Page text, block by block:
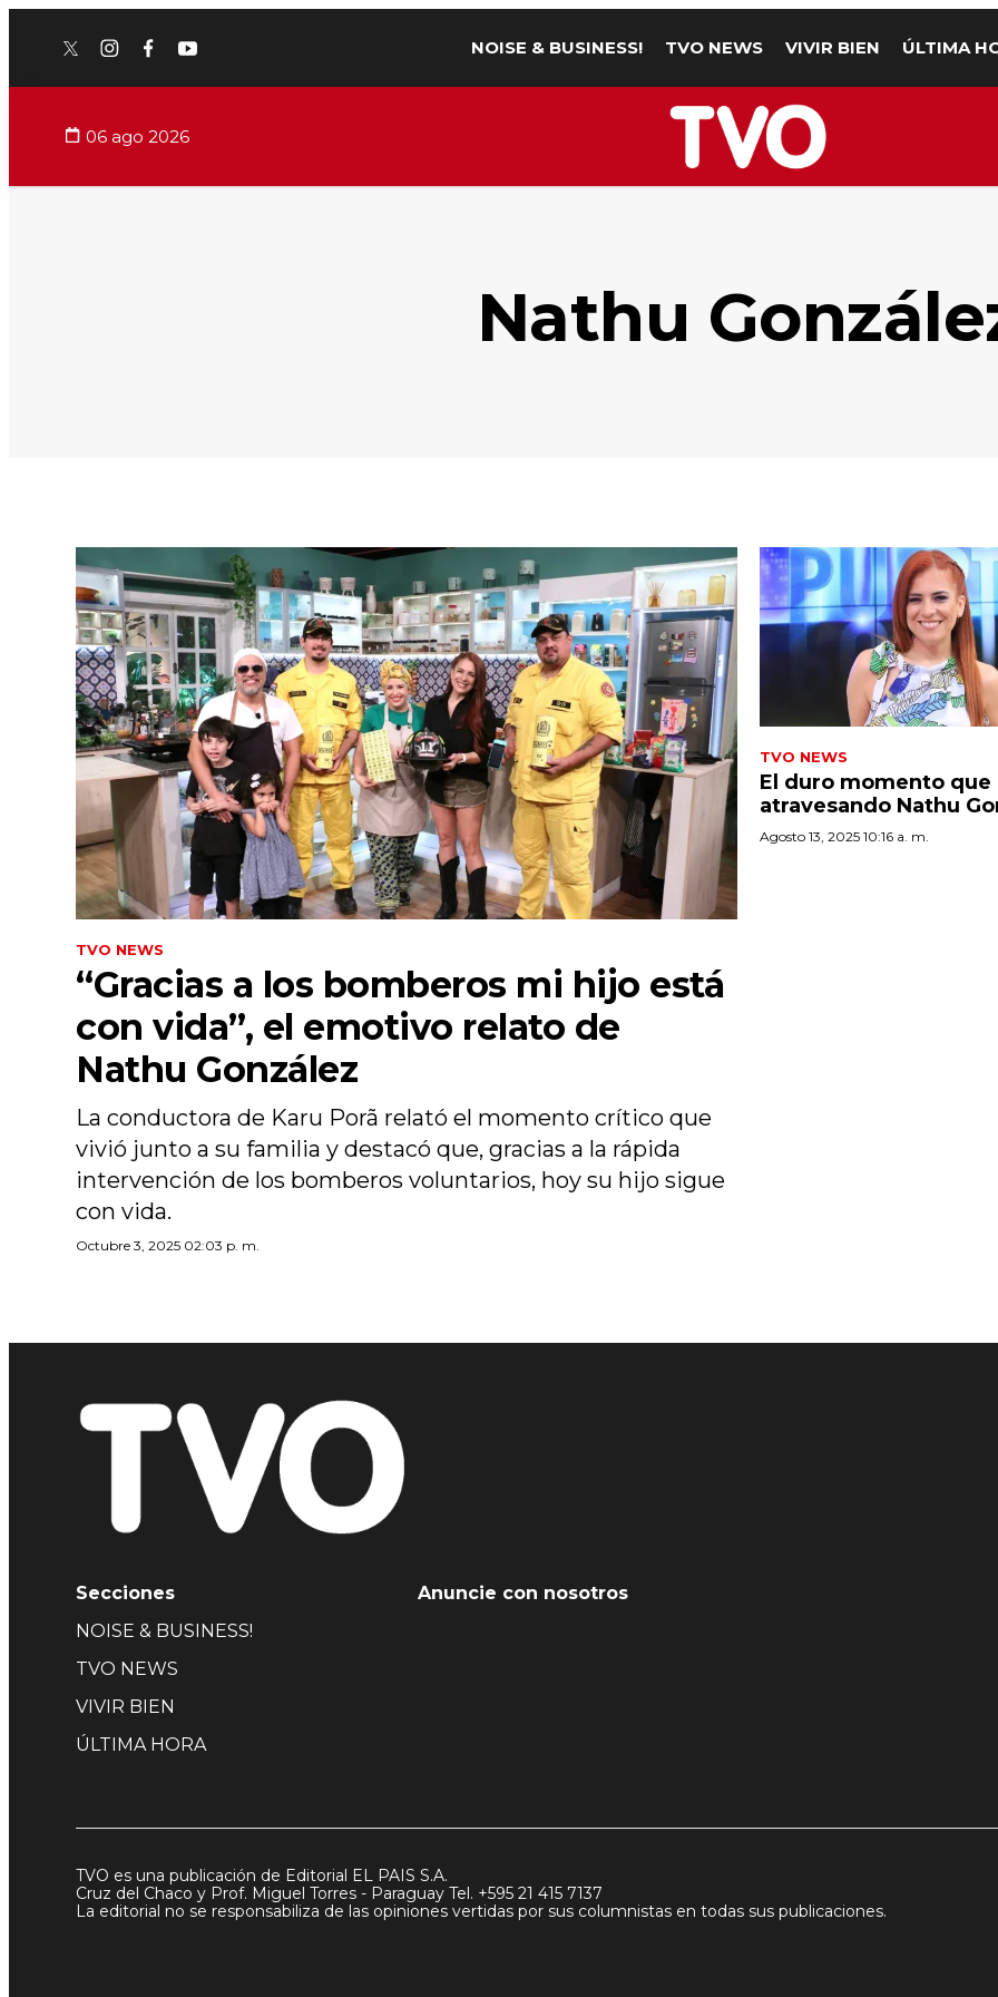
twitterinstagram
facebook
youtube NOISE & BUSINESS! TVO NEWS VIVIR BIEN ÚLTIMA
06 ago 2026
Nathu
TVO NEWS
“Gracias a los bomberos mi hijo está
con vida”, el emotivo relato de
Nathu González
La conductora de Karu Porã relató el momento crítico que
vivió junto a su familia y destacó que, gracias a la rápida
intervención de los bomberos voluntarios, hoy su hijo sigue
con vida.
Octubre 3, 2025 02:03 p. m.
TVO NEWS
El duro momento que
atravesando Nathu
Agosto 13, 2025 10:16 a. m.
Secciones
NOISE & BUSINESS!
TVO NEWS
VIVIR BIEN
ÚLTIMA HORA
Anuncie con nosotros
TVO es una publicación de Editorial EL PAIS S.A.
Cruz del Chaco y Prof. Miguel Torres - Paraguay Tel. +595 21 415 7137
La editorial no se responsabiliza de las opiniones vertidas por sus columnistas en todas sus publicaciones.